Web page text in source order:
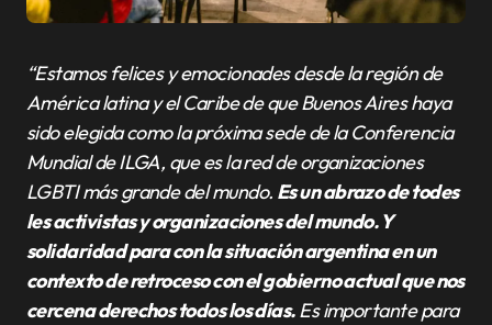
“Estamos felices y emocionades desde la región de
América latina y el Caribe de que Buenos Aires haya
sido elegida como la próxima sede de la Conferencia
Mundial de ILGA, que es la red de organizaciones
LGBTI más grande del mundo. Es un abrazo de todes
les activistas y organizaciones del mundo. Y
solidaridad para con la situación argentina en un
contexto de retroceso con el gobierno actual que nos
cercena derechos todos los días.Es importante para